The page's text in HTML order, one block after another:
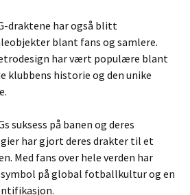
draktene har også blitt
blant fans og samlere.
har vært populære blant
klubbens historie og den unike
suksess på banen og deres
har gjort deres drakter til et
Med fans over hele verden har
på global fotballkultur og en